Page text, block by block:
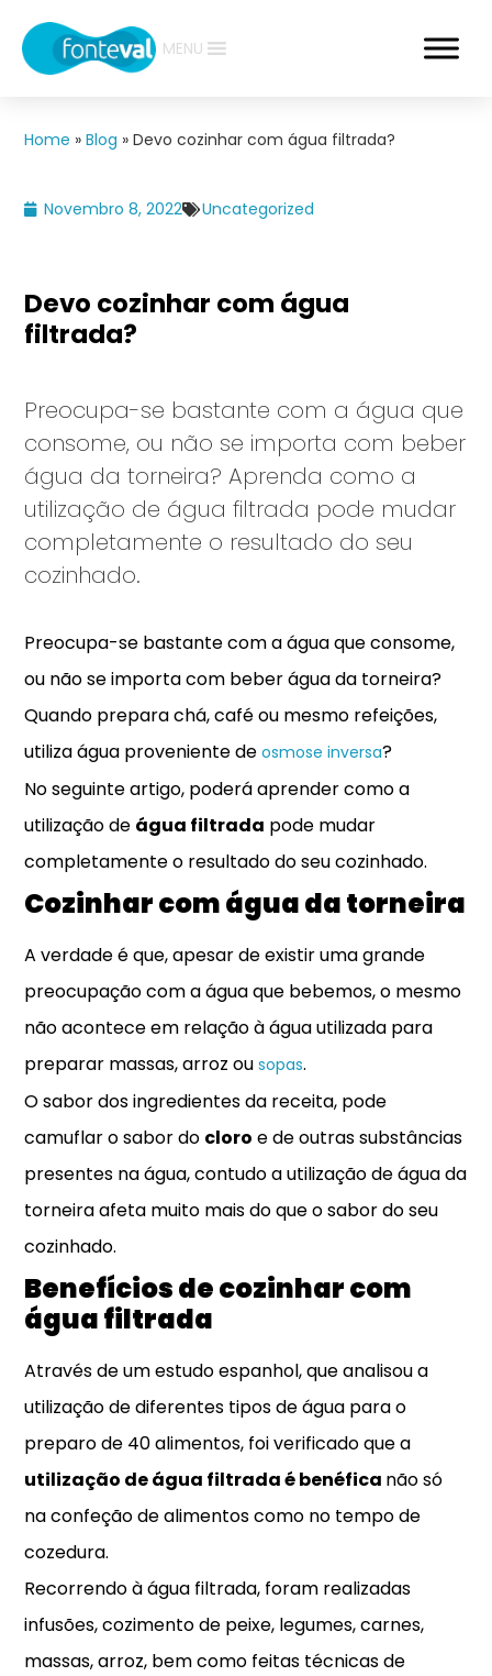
MENU
Home »Blog »Devo cozinhar com água filtrada?
Novembro 8, 2022 Uncategorized
Devo cozinhar com água
filtrada?
Preocupa-se bastante com a água que
consome, ou não se importa com beber
água da torneira? Aprenda como a
utilização de água filtrada pode mudar
completamente o resultado do seu
cozinhado.
Preocupa-se bastante com a água que consome,
ou não se importa com beber água da torneira?
Quando prepara chá, café ou mesmo refeições,
utiliza água proveniente de osmose inversa?
No seguinte artigo, poderá aprender como a
utilização de água filtrada pode mudar
completamente o resultado do seu cozinhado.
Cozinhar com água da torneira
A verdade é que, apesar de existir uma grande
preocupação com a água que bebemos, o mesmo
não acontece em relação à água utilizada para
preparar massas, arroz ou sopas.
O sabor dos ingredientes da receita, pode
camuflar o sabor do cloro e de outras substâncias
presentes na água, contudo a utilização de água da
torneira afeta muito mais do que o sabor do seu
cozinhado.
Benefícios de cozinhar com
água filtrada
Através de um estudo espanhol, que analisou a
utilização de diferentes tipos de água para o
preparo de 40 alimentos, foi verificado que a
utilização de água filtrada é benéfica não só
na confeção de alimentos como no tempo de
cozedura.
Recorrendo à água filtrada, foram realizadas
infusões, cozimento de peixe, legumes, carnes,
massas, arroz, bem como feitas técnicas de